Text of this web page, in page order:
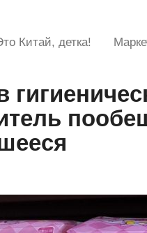
Китай, детка!